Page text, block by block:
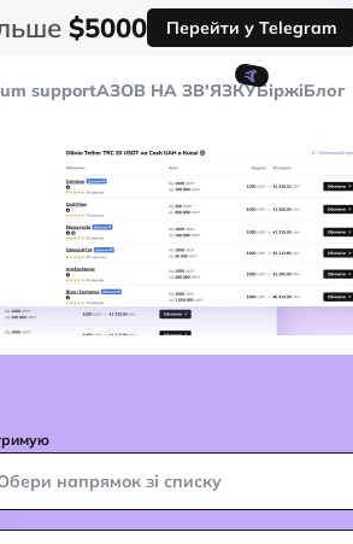
$5000 Перейти у Telegram
support
🤙
AЗОВ НА ЗВ'ЯЗКУБіржіБлог
напрямок зі списку